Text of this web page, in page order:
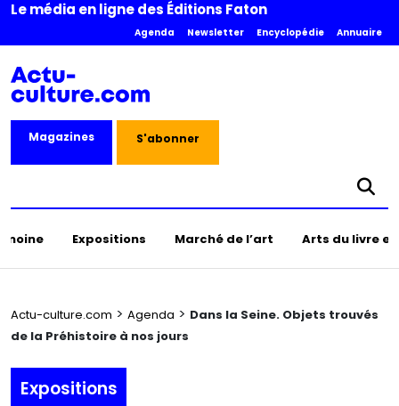
Le média en ligne des Éditions Faton
Agenda Newsletter Encyclopédie Annuaire
Magazines S'abonner
Expositions Marché de l’art Arts du livre
Actu-culture.com > Agenda > Dans la Seine. Objets trouvés
de la Préhistoire à nos jours
Expositions